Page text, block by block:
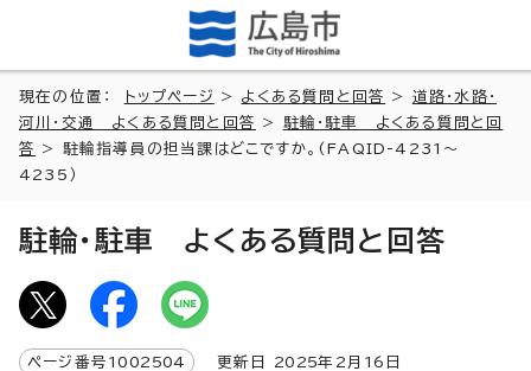
現在の位置： トップページ > よくある質問と回答 > 道路・水路・
河川・交通 よくある質問と回答
>
駐輪・駐車 よくある質問と回
答
> 駐輪指導員の担当課はどこですか。(FAQID-4231～
4235）
駐輪・駐車 よくある質問と回答
ページ番号 1002504 更新日 2025年2月 16 日